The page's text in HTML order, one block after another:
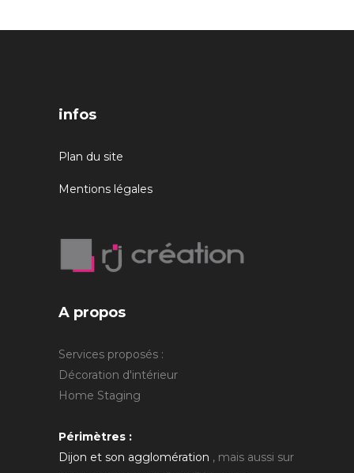
infos
Plan du site
Mentions légales
A propos
Services proposés :
Décoration d'intérieur
Home Staging
Périmètres :
Dijon et son agglomération , mais aussi sur